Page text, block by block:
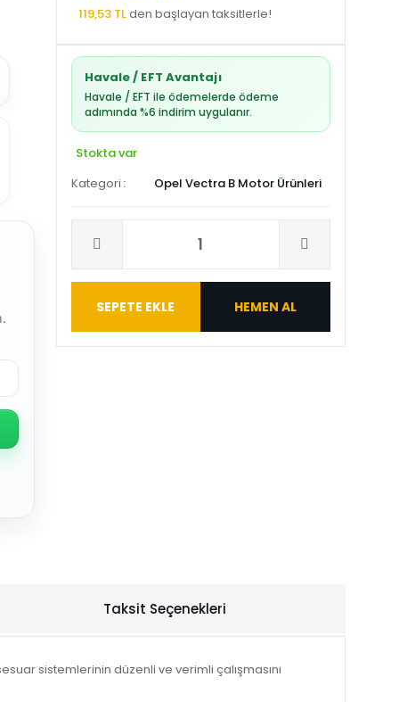
119,53 TLden başlayan taksitlerle!
Havale / EFT Avantajı
Havale / EFT ile ödemelerde ödeme
adımında %6 indirim uygulanır.
Stokta var
Kategori
Opel Vectra B Motor Ürünleri
SEPETE EKLE HEMEN AL
Taksit Seçenekleri
sistemlerinin düzenli ve verimli çalışmasını